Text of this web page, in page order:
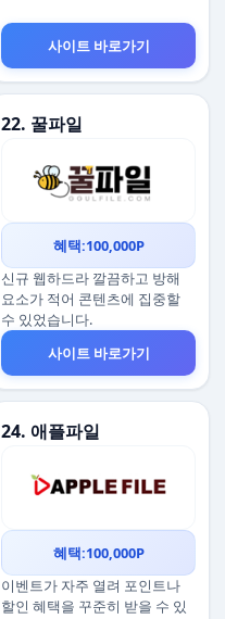
사이트 바로가기
22. 꿀파일
혜택:100,000P
신규 웹하드라 깔끔하고 방해
요소가 적어 콘텐츠에 집중할
수 있었습니다.
사이트 바로가기
24. 애플파일
혜택:100,000P
이벤트가 자주 열려 포인트나
할인 혜택을 꾸준히 받을 수 있